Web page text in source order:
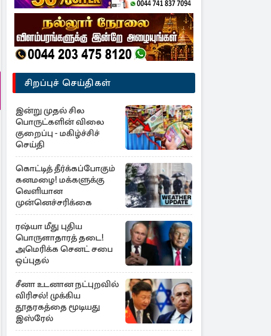
சிறப்புச் செய்திகள்
இன்று முதல் சில
பொருட்களின் விலை
குறைப்பு - மகிழ்ச்சிச்
செய்தி
கொட்டித் தீர்க்கப்போகும்
கனமழை! மக்களுக்கு
வெளியான
முன்னெச்சரிக்கை
ரஷ்யா மீது புதிய
பொருளாதாரத் தடை!
அமெரிக்க செனட் சபை
ஒப்புதல்
சீனா உடனான நட்புறவில்
விரிசல்! முக்கிய
தூதரகத்தை மூடியது
இஸ்ரேல்